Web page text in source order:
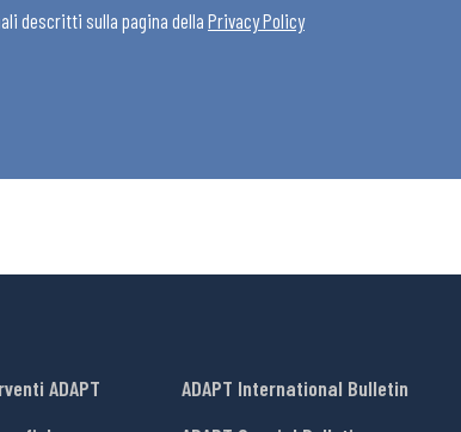
descritti sulla pagina della Privacy Policy
ADAPT
ADAPT International Bulletin